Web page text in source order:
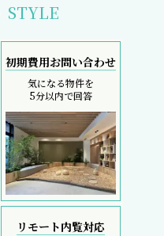
STYLE
初期費用お問い合わせ
気になる物件を
5分以内で回答
リモート内覧対応